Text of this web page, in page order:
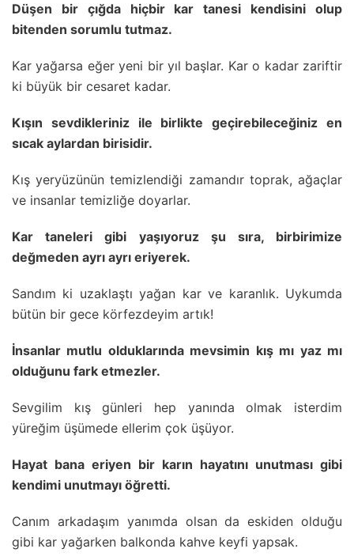
Düşen bir çığda hiçbir kar tanesi kendisini olup
bitenden sorumlu tutmaz.
Kar yağarsa eğer yeni bir yıl başlar. Kar o kadar zariftir
ki büyük bir cesaret kadar.
Kışın sevdikleriniz ile birlikte geçirebileceğiniz en
sıcak aylardan birisidir.
Kış yeryüzünün temizlendiği zamandır toprak, ağaçlar
ve insanlar temizliğe doyarlar.
Kar taneleri gibi yaşıyoruz şu sıra, birbirimize
değmeden ayrı ayrı eriyerek.
Sandım ki uzaklaştı yağan kar ve karanlık. Uykumda
bütün bir gece körfezdeyim artık!
İnsanlar mutlu olduklarında mevsimin kış mı yaz mı
olduğunu fark etmezler.
Sevgilim kış günleri hep yanında olmak isterdim
yüreğim üşümede ellerim çok üşüyor.
Hayat bana eriyen bir karın hayatını unutması gibi
kendimi unutmayı öğretti.
Canım arkadaşım yanımda olsan da eskiden olduğu
gibi kar yağarken balkonda kahve keyfi yapsak.